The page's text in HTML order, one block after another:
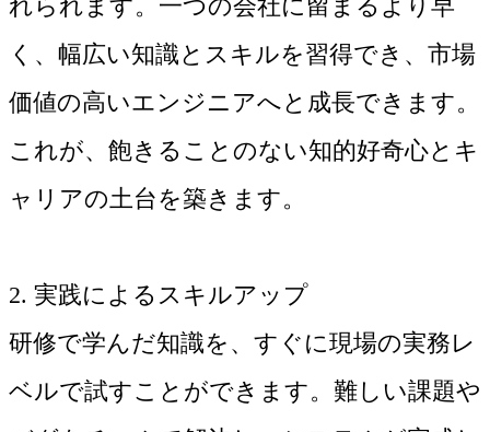
れられます。一つの会社に留まるより早
く、幅広い知識とスキルを習得でき、市場
価値の高いエンジニアへと成長できます。
これが、飽きることのない知的好奇心とキ
ャリアの土台を築きます。
2. 実践によるスキルアップ
研修で学んだ知識を、すぐに現場の実務レ
ベルで試すことができます。難しい課題や